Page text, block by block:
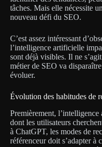
tâches. Mais elle nécessite
nouveau défi du SEO.
C’est assez intéressant
l’intelligence artificielle
sont déjà visibles. Il ne
métier de SEO va
évoluer.
Évolution des habitudes de
Premièrement,
dont les utilisateurs
à ChatGPT, les modes de
référenceur doit s’adapter à